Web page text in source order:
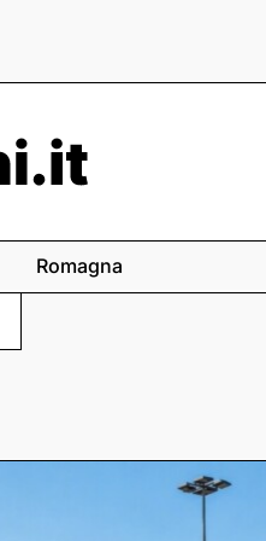
Romagna